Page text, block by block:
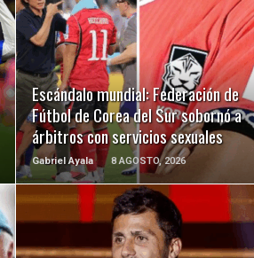
Escándalo mundial: Federación de
Fútbol de Corea del Sur sobornó a
árbitros con servicios sexuales
Gabriel Ayala 8 AGOSTO, 2026
LEER MÁS